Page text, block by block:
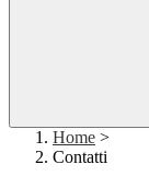
Home >
Contatti